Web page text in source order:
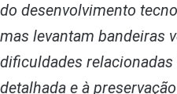
do desenvolvimento
mas levantam bandeiras
dificuldades
detalhada e à